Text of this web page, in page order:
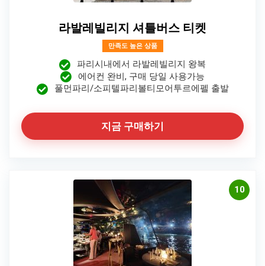
라발레빌리지 셔틀버스 티켓
만족도 높은 상품
파리시내에서 라발레빌리지 왕복
에어컨 완비, 구매 당일 사용가능
풀먼파리/소피텔파리볼티모어투르에펠 출발
지금 구매하기
10